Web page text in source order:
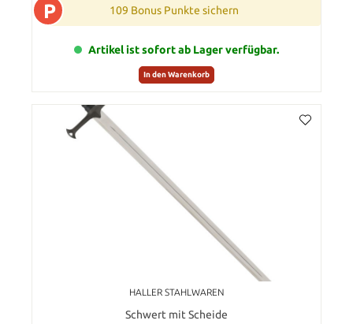
P 109 Bonus Punkte sichern
Artikel ist sofort ab Lager verfügbar.
In den Warenkorb
HALLER STAHLWAREN
Schwert mit Scheide